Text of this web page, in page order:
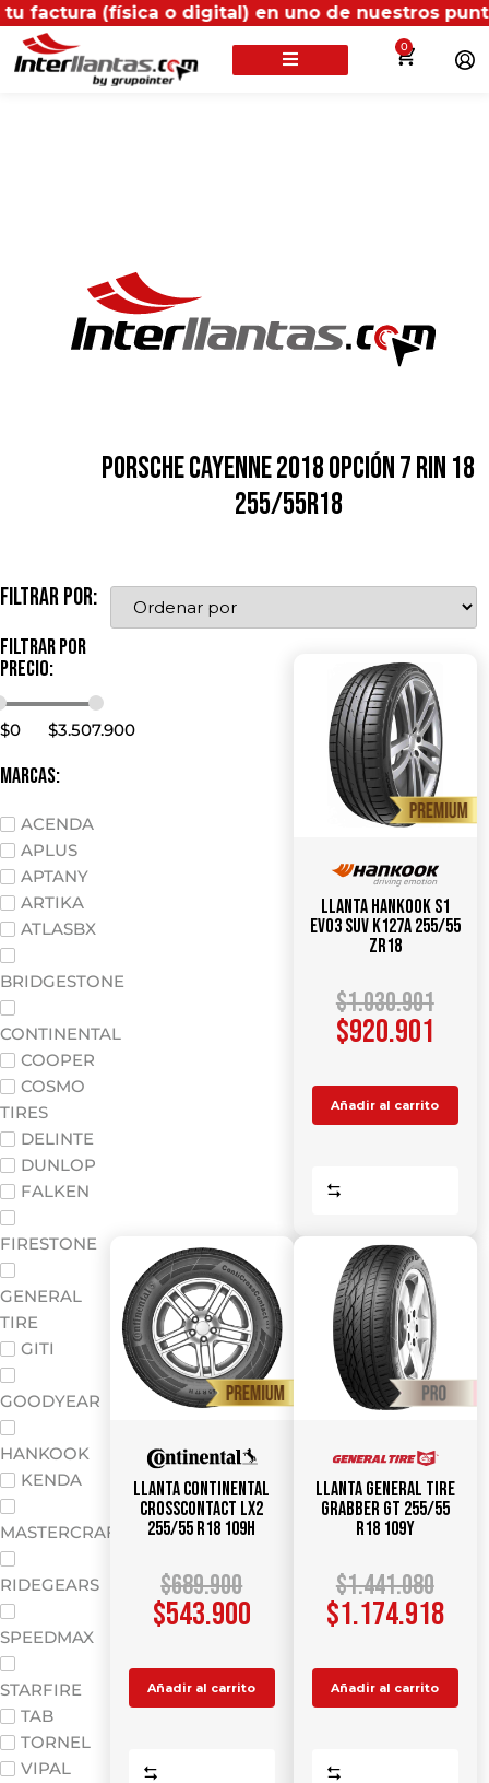
(física o digital) en uno de nuestros puntos
0
PORSCHE CAYENNE 2018 OPCIÓN 7 RIN 18
255/55R18
Filtrar por:
Filtrar por
precio:
$0 $3.507.900
marcas:
ACENDA
APLUS
APTANY
ARTIKA
ATLASBX
BRIDGESTONE
CONTINENTAL
COOPER
COSMO
TIRES
DELINTE
DUNLOP
FALKEN
FIRESTONE
GENERAL
TIRE
GITI
GOODYEAR
HANKOOK
KENDA
MASTERCRAFT
RIDEGEARS
SPEEDMAX
STARFIRE
TAB
TORNEL
VIPAL
Llanta HANKOOK S1
Evo3 SUV K127A 255/55
ZR18
$1.030.901
$920.901
Añadir al carrito
Llanta CONTINENTAL
CrossContact LX2
255/55 R18 109H
$689.900
$543.900
Añadir al carrito
Llanta GENERAL TIRE
Grabber GT 255/55
R18 109Y
$1.441.080
$1.174.918
Añadir al carrito